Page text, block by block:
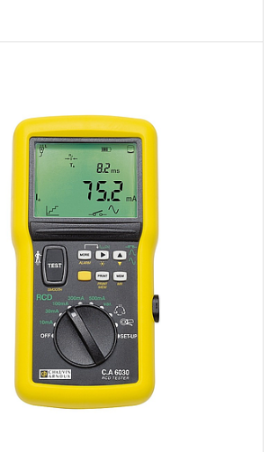
độ an toàn cao. Cả hai sản phẩm